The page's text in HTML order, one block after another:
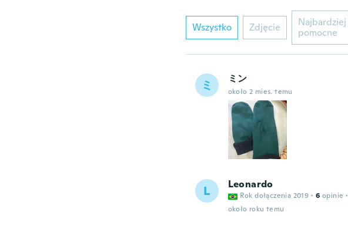
Wszystko Zdjęcie
Najbardziej
pomocne
ミ ミン
około 2 mies. temu
L Leonardo
Rok dołączenia 2019 · 6 opinie ·
około roku temu